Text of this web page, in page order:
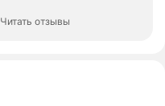
Читать отзывы